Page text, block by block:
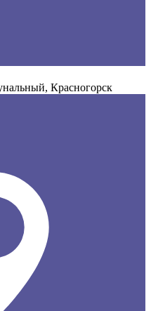
Красногорск